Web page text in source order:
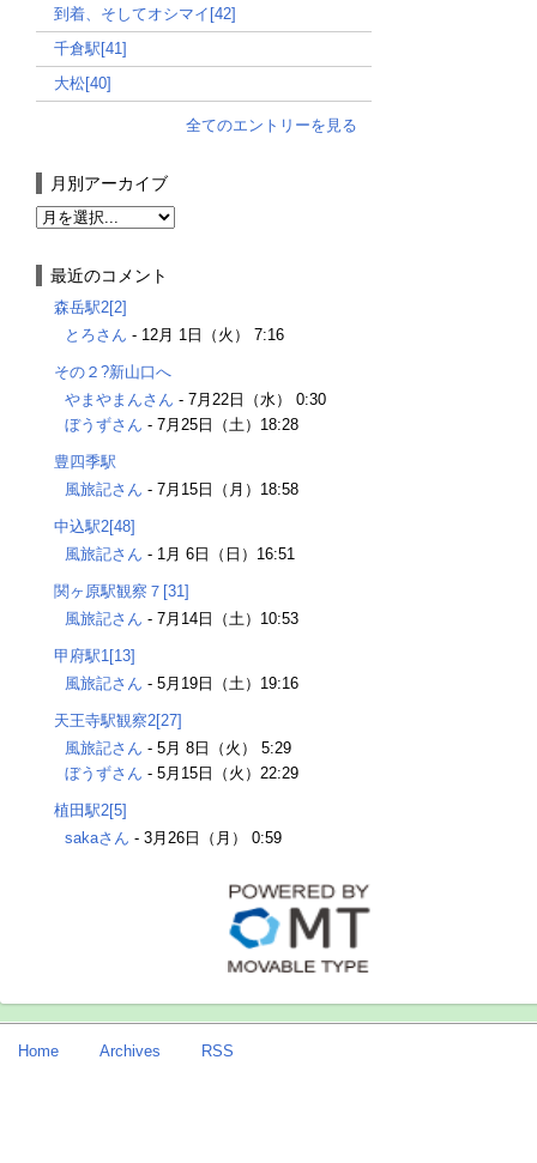
到着、そしてオシマイ[42]
千倉駅[41]
大松[40]
全てのエントリーを見る
月別アーカイブ
最近のコメント
森岳駅2[2]
とろさん - 12月 1日（火） 7:16
その２?新山口へ
やまやまんさん - 7月22日（水） 0:30
ぼうずさん - 7月25日（土）18:28
豊四季駅
風旅記さん - 7月15日（月）18:58
中込駅2[48]
風旅記さん - 1月 6日（日）16:51
関ヶ原駅観察７[31]
風旅記さん - 7月14日（土）10:53
甲府駅1[13]
風旅記さん - 5月19日（土）19:16
天王寺駅観察2[27]
風旅記さん - 5月 8日（火） 5:29
ぼうずさん - 5月15日（火）22:29
植田駅2[5]
sakaさん - 3月26日（月） 0:59
Home Archives RSS